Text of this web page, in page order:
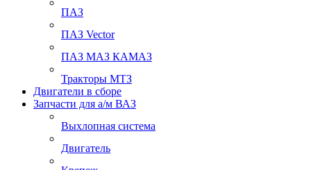
ПАЗ
ПАЗ Vector
ПАЗ МАЗ КАМАЗ
Тракторы МТЗ
Двигатели в сборе
Запчасти для а/м ВАЗ
Выхлопная система
Двигатель